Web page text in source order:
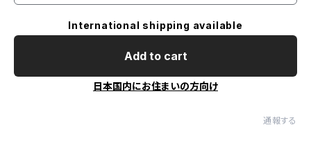
International shipping available
Add to cart
日本国内にお住まいの方向け
通報する